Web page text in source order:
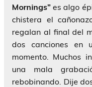
Mornings” es algo
chistera el
regalan al final del
dos canciones en
momento. Muchos
una mala
rebobinando. Dije